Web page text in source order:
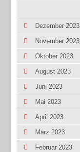
Dezember 2023
November 2023
Oktober 2023
August 2023
Juni 2023
Mai 2023
April 2023
März 2023
Februar 2023